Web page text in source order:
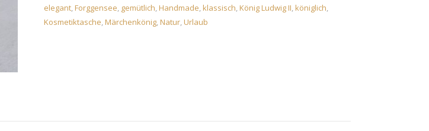
elegant,Forggensee, gemütlich,Handmade,klassisch,König Ludwig II,königlich,
Kosmetiktasche,Märchenkönig,Natur,Urlaub